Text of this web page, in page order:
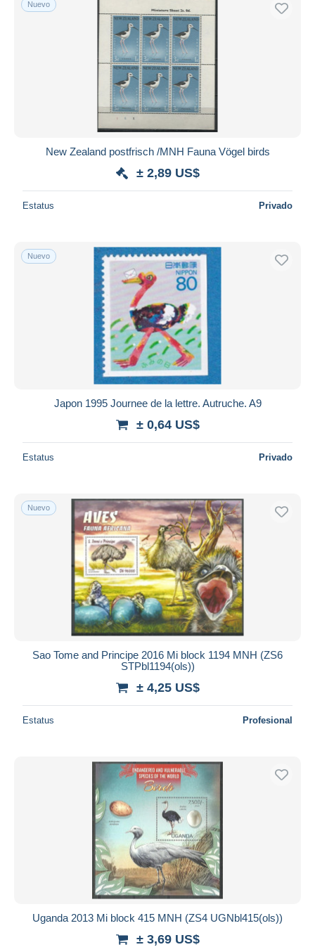
Sólo con descuento
Métodos de pago
PayPal
Transferencia bancaria
Deseleccionar todo
Mundo entero
Aplicar
Nuevo
New Zealand postfrisch /MNH Fauna Vögel birds
± 2,89 US$
Estatus Privado
Nuevo
Japon 1995 Journee de la lettre. Autruche. A9
± 0,64 US$
Estatus Privado
Nuevo
Sao Tome and Principe 2016 Mi block 1194 MNH (ZS6
STPbl1194(ols))
± 4,25 US$
Estatus Profesional
Uganda 2013 Mi block 415 MNH (ZS4 UGNbl415(ols))
± 3,69 US$